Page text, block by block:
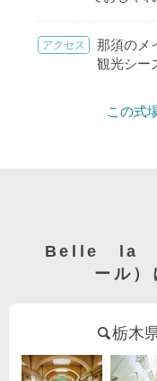
アクセス
那須のメ
観光シー
この式
Belle la
ール）
栃木